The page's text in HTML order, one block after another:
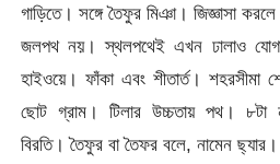
গাড়িতে। সঙ্গে তৈফুর মিঞা। জিজ্ঞাসা
জলপথ নয়। স্থলপথেই এখন ঢালাও
হাইওয়ে। ফাঁকা এবং শীতার্ত। শহরসীমা
ছোট গ্রাম। টিলার উচ্চতায় পথ। ৮টা
বিরতি। তৈফুর বা তৈফর বলে, নামেন ছ্যার।